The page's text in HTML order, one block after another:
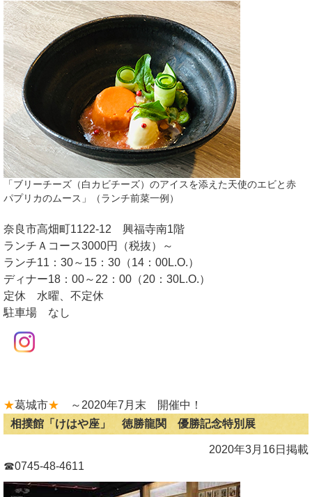
「ブリーチーズ（白カビチーズ）のアイスを添えた天使のエビと赤
パプリカのムース」（ランチ前菜一例）
奈良市高畑町1122-12 興福寺南1階
ランチＡコース3000円（税抜）～
ランチ11：30～15：30（14：00L.O.）
ディナー18：00～22：00（20：30L.O.）
定休 水曜、不定休
駐車場 なし
★葛城市★ ～2020年7月末 開催中！
相撲館「けはや座」 徳勝龍関 優勝記念特別展
2020年3月16日掲載
☎0745-48-4611